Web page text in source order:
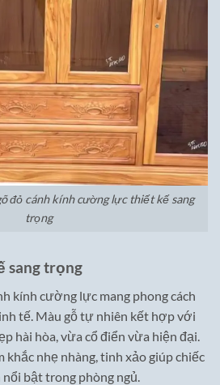
đỏ cánh kính cường lực thiết kế sang
trọng
sang trọng
kính cường lực mang phong cách
tế. Màu gỗ tự nhiên kết hợp với
hài hòa, vừa cổ điển vừa hiện đại.
nhẹ nhàng, tinh xảo giúp chiếc
bật trong phòng ngủ.